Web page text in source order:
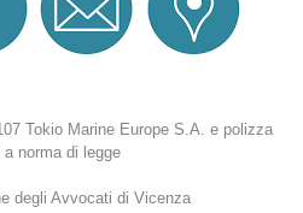
Tokio Marine Europe S.A. e polizza
a norma di legge
degli Avvocati di Vicenza